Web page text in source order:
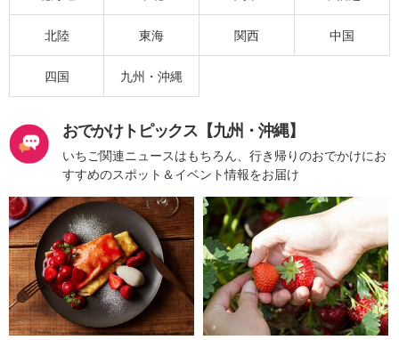
北陸 東海 関西 中国
四国 九州・沖縄
おでかけトピックス【九州・沖縄】
いちご関連ニュースはもちろん、行き帰りのおでかけにお
すすめのスポット＆イベント情報をお届け